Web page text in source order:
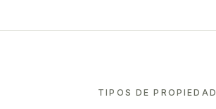
TIPOS DE PROPIEDAD